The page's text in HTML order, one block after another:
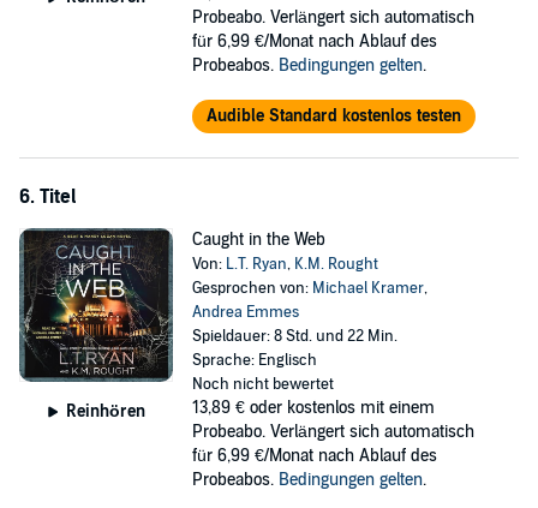
Probeabo. Verlängert sich automatisch
für 6,99 €/Monat nach Ablauf des
Probeabos. Bedingungen gelten.
Audible Standard kostenlos testen
6. Titel
Reinhören
Caught in the Web
Von: L.T. Ryan, K.M. Rought
Gesprochen von: Michael Kramer,
Andrea Emmes
Spieldauer: 8 Std. und 22 Min.
Sprache: Englisch
Noch nicht bewertet
13,89 € oder kostenlos mit einem
Probeabo. Verlängert sich automatisch
für 6,99 €/Monat nach Ablauf des
Probeabos. Bedingungen gelten.